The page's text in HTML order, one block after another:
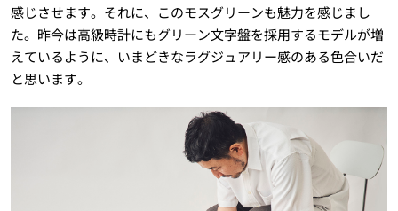
感じさせます。それに、このモスグリーンも魅力を感じまし
た。昨今は高級時計にもグリーン文字盤を採用するモデルが増
えているように、いまどきなラグジュアリー感のある色合いだ
と思います。